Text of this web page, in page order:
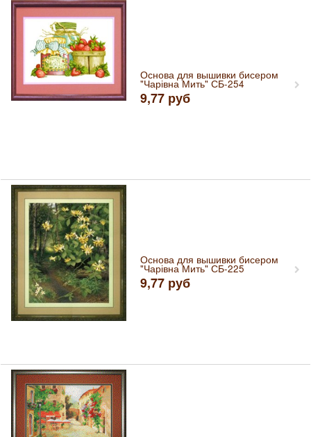
Основа для вышивки бисером
"Чарівна Мить" СБ-254
9,77 руб
Основа для вышивки бисером
"Чарівна Мить" СБ-225
9,77 руб